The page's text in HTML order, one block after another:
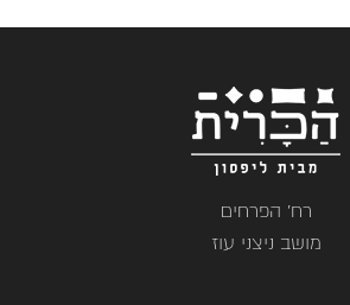
רח' הפרחים
מושב ניצני עוז